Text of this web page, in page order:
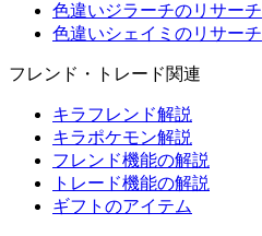
色違いジラーチのリサーチ
色違いシェイミのリサーチ
フレンド・トレード関連
キラフレンド解説
キラポケモン解説
フレンド機能の解説
トレード機能の解説
ギフトのアイテム